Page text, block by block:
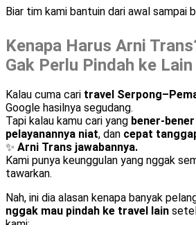
Biar tim kami bantuin dari awal sampai
Kenapa Harus Arni
Gak Perlu Pindah ke
Kalau cuma cari travel
Google hasilnya segudang.
Tapi kalau kamu cari yang bener-
pelayanannya niat, dan cepat
✨ Arni Trans jawabannya.
Kami punya keunggulan yang nggak
tawarkan.
Nah, ini dia alasan kenapa banyak
nggak mau pindah ke travel lain